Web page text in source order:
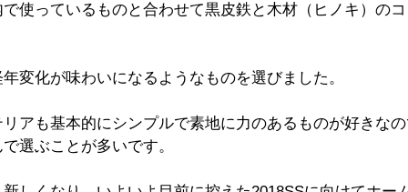
使っているものと合わせて黒皮鉄と木材（ヒノキ）の
変化が味わいになるようなものを選びました。
アも基本的にシンプルで素地に力のあるものが好きな
選ぶことが多いです。